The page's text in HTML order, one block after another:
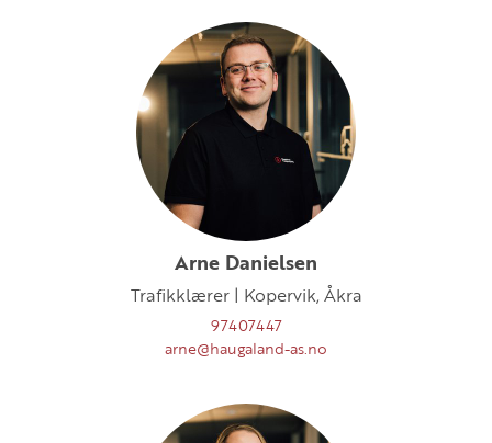
Arne Danielsen
Trafikklærer | Kopervik, Åkra
97407447
arne@haugaland-as.no